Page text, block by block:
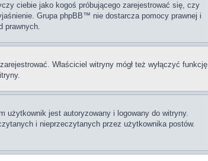
ciebie jako kogoś próbującego zarejestrować się, czy
Grupa phpBB™ nie dostarcza pomocy prawnej i
prawnych.
Właściciel witryny mógł też wyłączyć funkcję
użytkownik jest autoryzowany i logowany do witryny.
i nieprzeczytanych przez użytkownika postów.